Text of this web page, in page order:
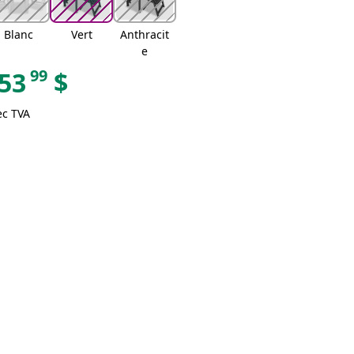
Blanc Vert
Anthracit
e
99 $
TVA